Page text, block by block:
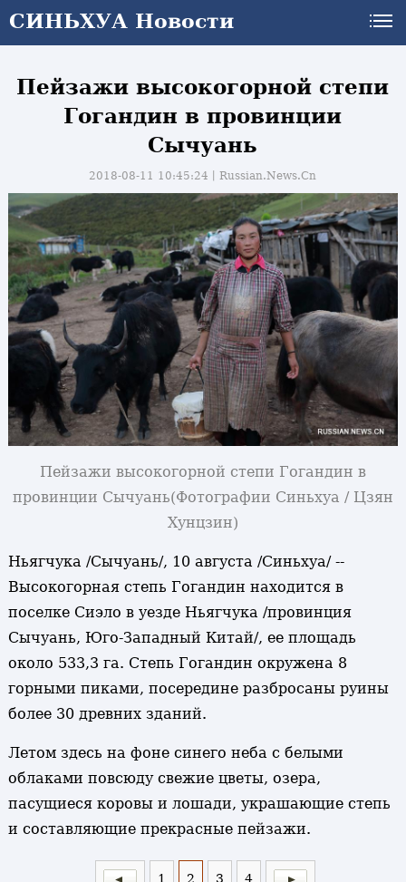
СИНЬХУА Новости
Пейзажи высокогорной степи
Гогандин в провинции
Сычуань
2018-08-11 10:45:24丨Russian.News.Cn
Пейзажи высокогорной степи Гогандин в
провинции Сычуань(Фотографии Синьхуа / Цзян
Хунцзин)
Ньягчука /Сычуань/, 10 августа /Синьхуа/ --
Высокогорная степь Гогандин находится в
поселке Сиэло в уезде Ньягчука /провинция
Сычуань, Юго-Западный Китай/, ее площадь
около 533,3 га. Степь Гогандин окружена 8
горными пиками, посередине разбросаны руины
более 30 древних зданий.
Летом здесь на фоне синего неба с белыми
облаками повсюду свежие цветы, озера,
пасущиеся коровы и лошади, украшающие степь
и составляющие прекрасные пейзажи.
1 2 3 4